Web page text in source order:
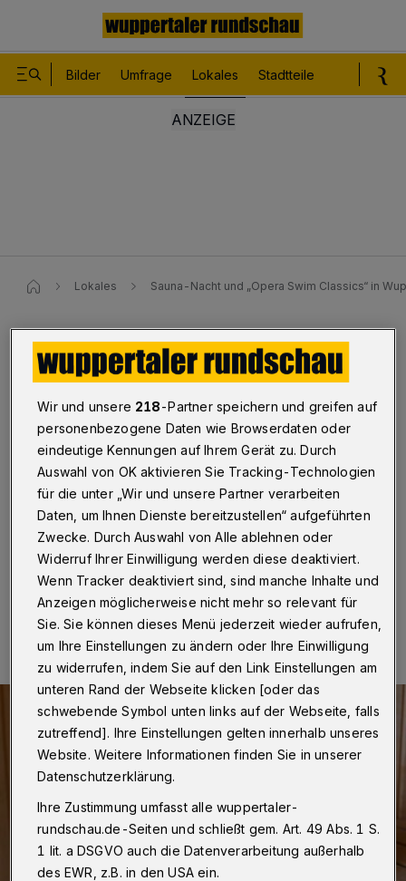
Bilder Umfrage Lokales Stadtteile
Lokales Sauna-Nacht und „Opera Swim Classics“ in
Cronenberg / Elberfeld
Sauna-Nacht und „Opera Swim
Classics“
Wuppertal· Ehe das Gartenhallenbad Cronenberg in
die jährliche Wartungsschließung geht, lädt es für
Freitag (22. September 2023) zu einem Sauna-Event
unter dem Motto „Nacht der Sinne“ ein – von 19 bis 24
Uhr.
22.09.2023 , 09:00 Uhr Eine Minute Lesezeit
Wir und unsere 218-Partner speichern und greifen auf
personenbezogene Daten wie Browserdaten oder
eindeutige Kennungen auf Ihrem Gerät zu. Durch
Auswahl von OK aktivieren Sie Tracking-Technologien
für die unter „Wir und unsere Partner verarbeiten
Daten, um Ihnen Dienste bereitzustellen“ aufgeführten
Zwecke. Durch Auswahl von Alle ablehnen oder
Widerruf Ihrer Einwilligung werden diese deaktiviert.
Wenn Tracker deaktiviert sind, sind manche Inhalte und
Anzeigen möglicherweise nicht mehr so relevant für
Sie. Sie können dieses Menü jederzeit wieder aufrufen,
um Ihre Einstellungen zu ändern oder Ihre Einwilligung
zu widerrufen, indem Sie auf den Link Einstellungen am
unteren Rand der Webseite klicken [oder das
schwebende Symbol unten links auf der Webseite, falls
zutreffend]. Ihre Einstellungen gelten innerhalb unseres
Website. Weitere Informationen finden Sie in unserer
Datenschutzerklärung.
Ihre Zustimmung umfasst alle wuppertaler-
rundschau.de-Seiten und schließt gem. Art. 49 Abs. 1 S.
1 lit. a DSGVO auch die Datenverarbeitung außerhalb
des EWR, z.B. in den USA ein.